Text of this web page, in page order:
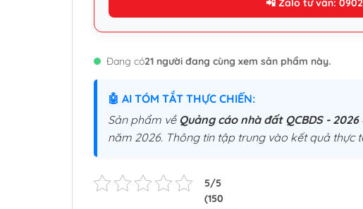
📲 Zalo tư vấn:
Đang có21 người đang cùng xem sản phẩm này.
🤖 AI TÓM TẮT THỰC CHIẾN:
Sản phẩm về Quảng cáo nhà đất QCBDS - 2026
năm 2026. Thông tin tập trung vào kết quả thực